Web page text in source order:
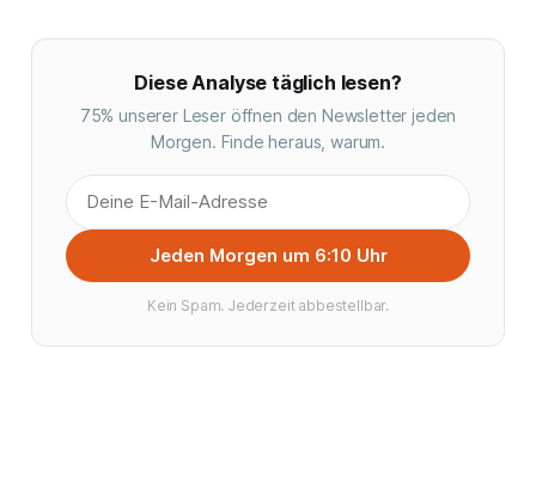
Diese Analyse täglich lesen?
75% unserer Leser öffnen den Newsletter jeden
Morgen. Finde heraus, warum.
Jeden Morgen um 6:10 Uhr
Kein Spam. Jederzeit abbestellbar.